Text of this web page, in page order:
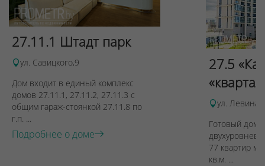
27.11.1 Штадт парк
ул. Савицкого,9
Дом входит в единый комплекс
домов 27.11.1, 27.11.2, 27.11.3 с
общим гараж-стоянкой 27.11.8 по
г.п. ...
Подробнее о доме
27.5
ул. Левина,
Готовый дом
77 квартир
кв.м. ...